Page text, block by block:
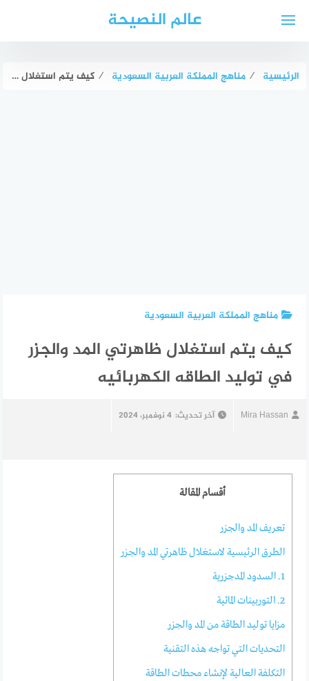
عالم النصيحة
الرئيسية ⁄ مناهج المملكة العربية السعودية ⁄ كيف يتم استغلال ظاهرتي المد والجزر في توليد الطاقه الكهربائيه
مناهج المملكة العربية السعودية
كيف يتم استغلال ظاهرتي المد والجزر
في توليد الطاقه الكهربائيه
Mira Hassan آخر تحديث: 4 نوفمبر، 2024
أقسام المقالة
تعريف المد والجزر
الطرق الرئيسية لاستغلال ظاهرتي المد والجزر
1. السدود المدجزرية
2. التوربينات المائية
مزايا توليد الطاقة من المد والجزر
التحديات التي تواجه هذه التقنية
التكلفة العالية لإنشاء محطات الطاقة